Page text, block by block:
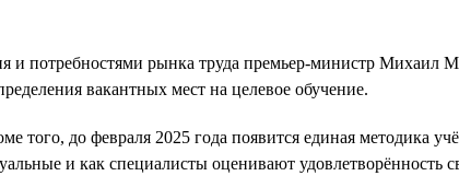
и потребностями рынка труда премьер-министр Михаил
вакантных мест на целевое обучение.
до февраля 2025 года появится единая методика
и как специалисты оценивают удовлетворённость